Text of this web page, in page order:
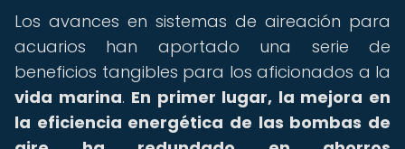
Los avances en sistemas de aireación para
acuarios han aportado una serie de
beneficios tangibles para los aficionados a la
vida marina. En primer lugar, la mejora en
la eficiencia energética de las bombas de